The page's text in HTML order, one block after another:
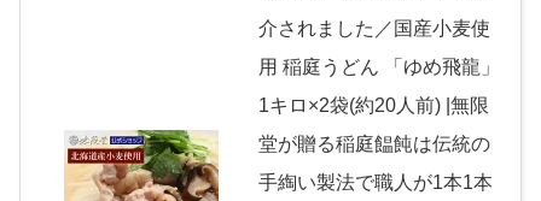
介されました／国産小麦使
用 稲庭うどん 「ゆめ飛龍」
1キロ×2袋(約20人前) |無限
堂が贈る稲庭饂飩は伝統の
手綯い製法で職人が1本1本